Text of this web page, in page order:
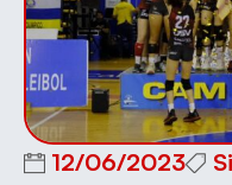
12/06/2023